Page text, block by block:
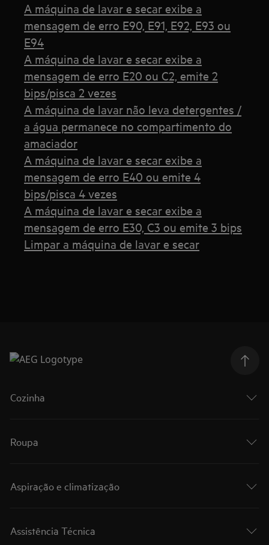
A máquina de lavar e secar exibe a
mensagem de erro E90, E91, E92, E93 ou
E94
A máquina de lavar e secar exibe a
mensagem de erro E20 ou C2, emite 2
bips/pisca 2 vezes
A máquina de lavar não leva detergentes /
a água permanece no compartimento do
amaciador
A máquina de lavar e secar exibe a
mensagem de erro E40 ou emite 4
bips/pisca 4 vezes
A máquina de lavar e secar exibe a
mensagem de erro E30, C3 ou emite 3 bips
Limpar a máquina de lavar e secar
Cozinha
Roupa
Aspiração e climatização
Assistência Técnica